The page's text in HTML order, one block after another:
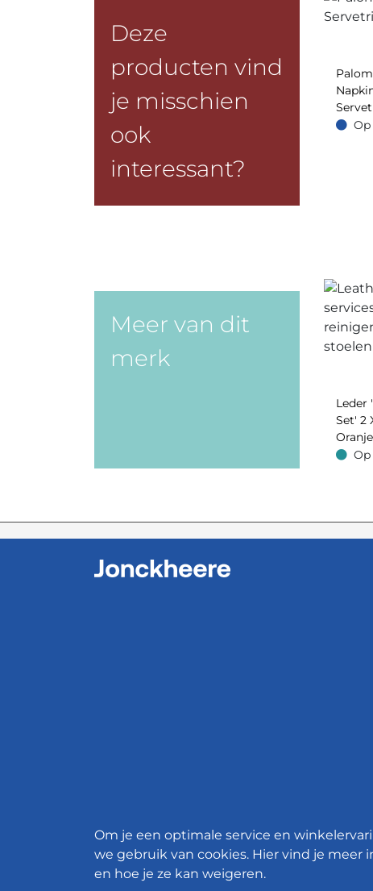
Deze
producten vind
je misschien
ook
interessant?
Op =Op
Meer van dit
merk
Leder
Set' 2
Oranje
Op
Om je een optimale service en
we gebruik van cookies. Hier vind je meer
en hoe je ze kan weigeren.